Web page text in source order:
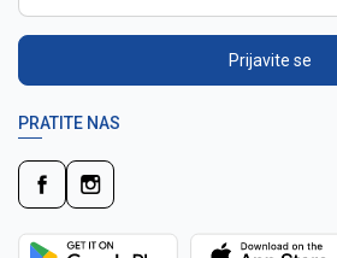
Prijavite se
PRATITE NAS